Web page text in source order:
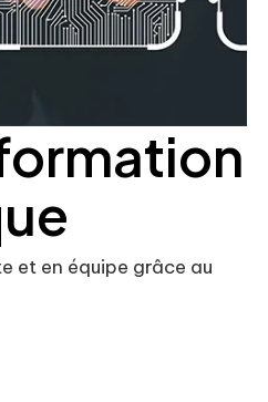
et en équipe grâce au